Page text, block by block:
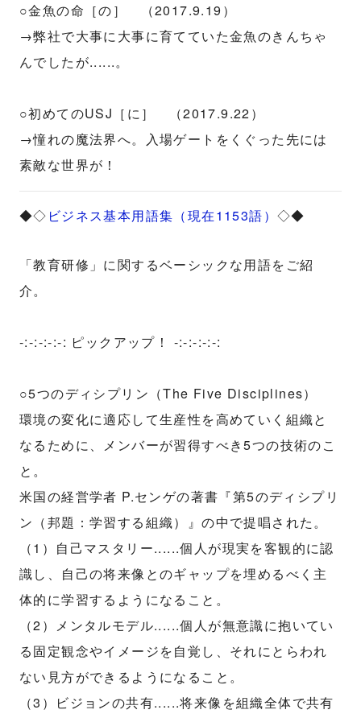
○金魚の命［の］ （2017.9.19）
→弊社で大事に大事に育てていた金魚のきんちゃ
んでしたが......。
○初めてのUSJ［に］ （2017.9.22）
→憧れの魔法界へ。入場ゲートをくぐった先には
素敵な世界が！
◆◇ ビジネス基本用語集（現在1153語）◇◆
「教育研修」に関するベーシックな用語をご紹
介。
-:-:-:-:-: ピックアップ！ -:-:-:-:-:
○5つのディシプリン（The Five Disciplines）
環境の変化に適応して生産性を高めていく組織と
なるために、メンバーが習得すべき5つの技術のこ
と。
米国の経営学者 P.センゲの著書『第5のディシプリ
ン（邦題：学習する組織）』の中で提唱された。
（1）自己マスタリー......個人が現実を客観的に認
識し、自己の将来像とのギャップを埋めるべく主
体的に学習するようになること。
（2）メンタルモデル......個人が無意識に抱いてい
る固定観念やイメージを自覚し、それにとらわれ
ない見方ができるようになること。
（3）ビジョンの共有......将来像を組織全体で共有